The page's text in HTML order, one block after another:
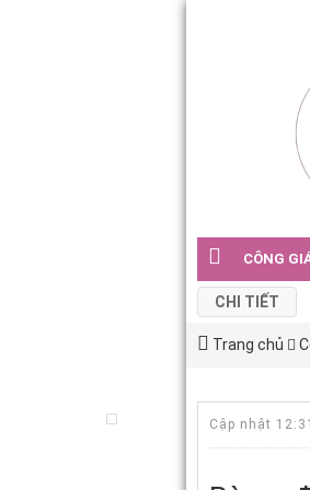
CÔNG
CHI TIẾT
Trang chủ
Cập nhật